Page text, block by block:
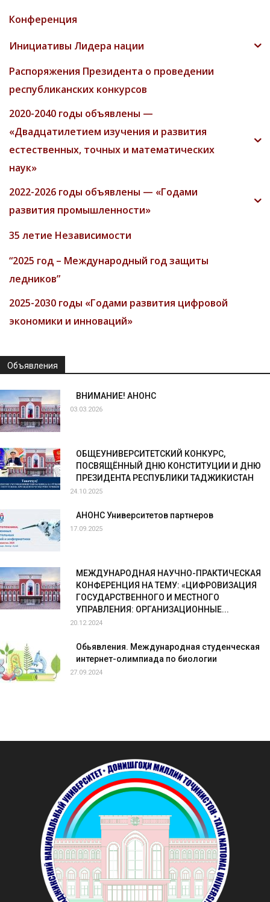
Конференция
Инициативы Лидера нации
Распоряжения Президента о проведении
республиканских конкурсов
2020-2040 годы объявлены —
«Двадцатилетием изучения и развития
естественных, точных и математических
наук»
2022-2026 годы объявлены — «Годами
развития промышленности»
35 летие Независимости
“2025 год – Международный год защиты
ледников”
2025-2030 годы «Годами развития цифровой
экономики и инноваций»
Объявления
ВНИМАНИЕ! АНОНС
03.03.2026
ОБЩЕУНИВЕРСИТЕТСКИЙ КОНКУРС,
ПОСВЯЩЁННЫЙ ДНЮ КОНСТИТУЦИИ И ДНЮ
ПРЕЗИДЕНТА РЕСПУБЛИКИ ТАДЖИКИСТАН
24.10.2025
АНОНС Университетов партнеров
17.09.2025
МЕЖДУНАРОДНАЯ НАУЧНО-ПРАКТИЧЕСКАЯ
КОНФЕРЕНЦИЯ НА ТЕМУ: «ЦИФРОВИЗАЦИЯ
ГОСУДАРСТВЕННОГО И МЕСТНОГО
УПРАВЛЕНИЯ: ОРГАНИЗАЦИОННЫЕ...
20.12.2024
Обьявления. Международная студенческая
интернет-олимпиада по биологии
27.09.2024